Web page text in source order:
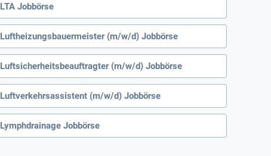
LTA Jobbörse
Luftheizungsbauermeister (m/w/d) Jobbörse
Luftsicherheitsbeauftragter (m/w/d) Jobbörse
Luftverkehrsassistent (m/w/d) Jobbörse
Lymphdrainage Jobbörse